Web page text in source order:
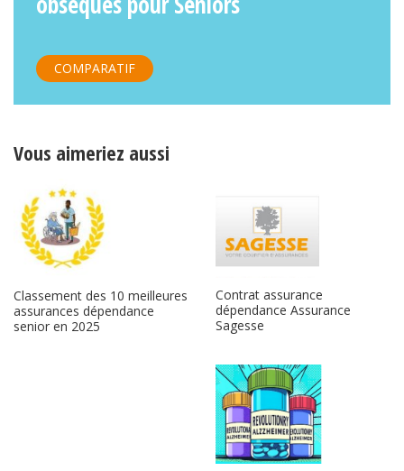
COMPARATIF
Vous aimeriez aussi
Classement des 10 meilleures
assurances dépendance
senior en 2025
Contrat assurance
dépendance Assurance
Sagesse